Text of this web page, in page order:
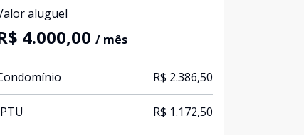
aluguel
4.000,00 / mês
R$ 2.386,50
R$ 1.172,50